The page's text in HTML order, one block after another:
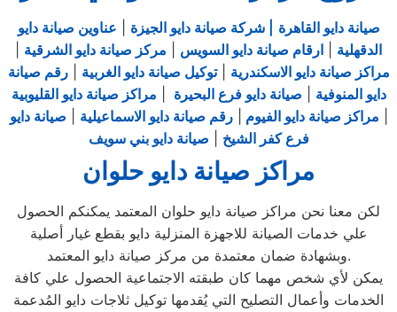
صيانة دايو القاهرة | شركة صيانة دايو الجيزة
عناوين صيانة دايو
الدقهلية
ارقام صيانة دايو السويس مركز صيانة دايو الشرقية
مراكز صيانة دايو الاسكندرية |توكيل صيانة دايو الغربية |رقم صيانة
دايو المنوفية
صيانة دايو فرع البحيرة
مراكز صيانة دايو القليوبية
مراكز صيانة دايو الفيوم |رقم صيانة دايو الاسماعيلية
صيانة دايو
فرع كفر الشيخ
صيانة دايو بني سويف
مراكز صيانة دايو حلوان
لكن معنا نحن مراكز صيانة دايو حلوان المعتمد يمكنكم الحصول
علي خدمات الصيانة للاجهزة المنزلية دايو بقطع غيار أصلية
وبشهادة ضمان معتمدة من مركز صيانة دايو المعتمد.
يمكن لأي شخص مهما كان طبقته الاجتماعية الحصول علي كافة
الخدمات وأعمال التصليح التي يُقدمها توكيل ثلاجات دايو المُدعمة